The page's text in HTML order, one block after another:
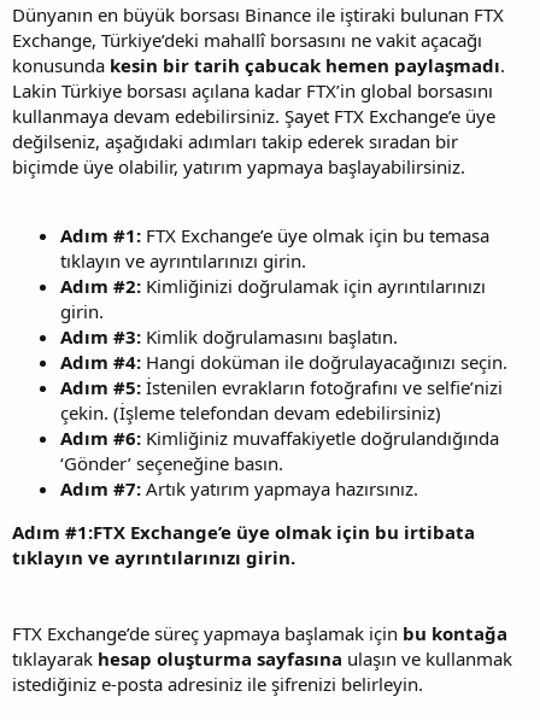
Dünyanın en büyük borsası Binance ile iştiraki bulunan FTX
Exchange, Türkiye’deki mahallî borsasını ne vakit açacağı
konusunda kesin bir tarih çabucak hemen paylaşmadı.
Lakin Türkiye borsası açılana kadar FTX’in global borsasını
kullanmaya devam edebilirsiniz. Şayet FTX Exchange’e üye
değilseniz, aşağıdaki adımları takip ederek sıradan bir
biçimde üye olabilir, yatırım yapmaya başlayabilirsiniz.
Adım #1: FTX Exchange’e üye olmak için bu temasa
tıklayın ve ayrıntılarınızı girin.
Adım #2: Kimliğinizi doğrulamak için ayrıntılarınızı
girin.
Adım #3: Kimlik doğrulamasını başlatın.
Adım #4: Hangi doküman ile doğrulayacağınızı seçin.
Adım #5: İstenilen evrakların fotoğrafını ve selfie’nizi
çekin. (İşleme telefondan devam edebilirsiniz)
Adım #6: Kimliğiniz muvaffakiyetle doğrulandığında
‘Gönder’ seçeneğine basın.
Adım #7: Artık yatırım yapmaya hazırsınız.
Adım #1:FTX Exchange’e üye olmak için bu irtibata
tıklayın ve ayrıntılarınızı girin.
FTX Exchange’de süreç yapmaya başlamak için bu kontağa
tıklayarak hesap oluşturma sayfasına ulaşın ve kullanmak
istediğiniz e-posta adresiniz ile şifrenizi belirleyin.